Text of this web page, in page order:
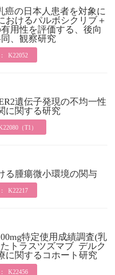
癌の日本人患者を対象に
おけるパルボシクリブ＋
用性を評価する、後向
、観察研究
K22052
遺伝子発現の不均一性
に関する研究
（T1）
る腫瘍微小環境の関与
K22217
特定使用成績調査(乳
トラスツズマブ デルク
に関するコホート研究
K22456